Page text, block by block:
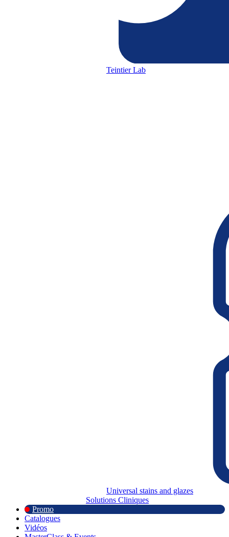
Teintier Lab
Universal stains and glazes
Solutions Cliniques
Promo
Catalogues
Vidéos